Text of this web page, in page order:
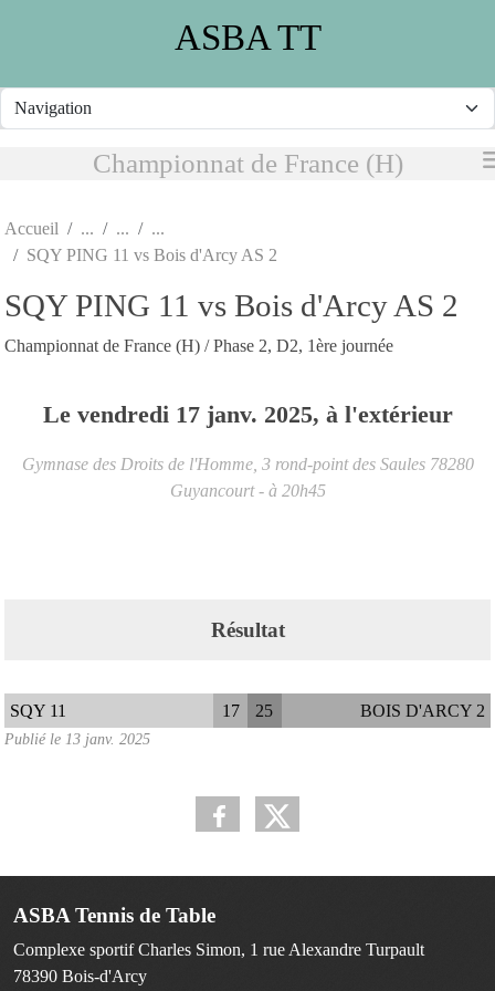
ASBA TT
Championnat de France (H)
Accueil
SQY PING 11 vs Bois d'Arcy AS 2
SQY PING 11 vs Bois d'Arcy AS 2
Championnat de France (H) / Phase 2, D2, 1ère journée
Le vendredi 17 janv. 2025, à l'extérieur
Gymnase des Droits de l'Homme, 3 rond-point des Saules 78280
Guyancourt - à 20h45
Résultat
SQY 11 17 25 BOIS D'ARCY 2
Publié le 13 janv. 2025
ASBA Tennis de Table
Complexe sportif Charles Simon, 1 rue Alexandre Turpault
78390 Bois-d'Arcy